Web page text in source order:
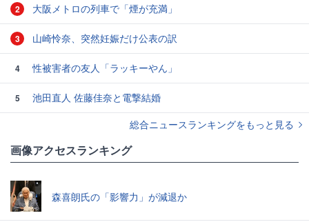
2 大阪メトロの列車で「煙が充満」
3 山崎怜奈、突然妊娠だけ公表の訳
4 性被害者の友人「ラッキーやん」
5
池田直人 佐藤佳奈と電撃結婚
総合ニュースランキングをもっと見る
画像アクセスランキング
森喜朗氏の「影響力」が減退か